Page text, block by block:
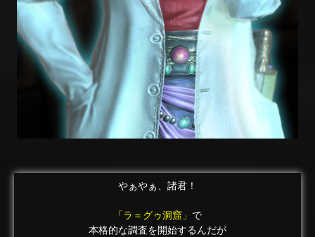
やぁやぁ、諸君！
「ラ＝グゥ洞窟」 で
本格的な調査を開始するんだが